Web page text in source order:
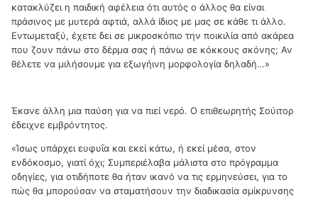
κατακλύζει η παιδική αφέλεια ότι αυτός ο άλλος θα είναι
πράσινος με μυτερά αφτιά, αλλά ίδιος με μας σε κάθε τι άλλο.
Εντωμεταξύ, έχετε δει σε μικροσκόπιο την ποικιλία από ακάρεα
που ζουν πάνω στο δέρμα σας ή πάνω σε κόκκους σκόνης; Αν
θέλετε να μιλήσουμε για εξωγήινη μορφολογία δηλαδή…»
Έκανε άλλη μια παύση για να πιεί νερό. Ο επιθεωρητής Σούιτορ
έδειχνε εμβρόντητος.
«Ίσως υπάρχει ευφυΐα και εκεί κάτω, ή εκεί μέσα, στον
ενδόκοσμο, γιατί όχι; Συμπεριέλαβα μάλιστα στο πρόγραμμα
οδηγίες, για οτιδήποτε θα ήταν ικανό να τις ερμηνεύσει, για το
πώς θα μπορούσαν να σταματήσουν την διαδικασία σμίκρυνσης